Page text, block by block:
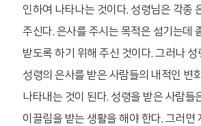
인하여 나타나는 것이다. 성령님은 각종
주신다. 은사를 주시는 목적은 섬기는데
받도록 하기 위해 주신 것이다. 그러나 성
성령의 은사를 받은 사람들의 내적인 변
나타내는 것이 된다. 성령을 받은 사람들
이끌림을 받는 생활을 해야 한다. 그러면